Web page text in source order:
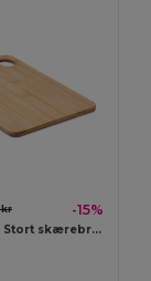
kr -15%
BEMGA LARGE Stort skærebræt i bambus